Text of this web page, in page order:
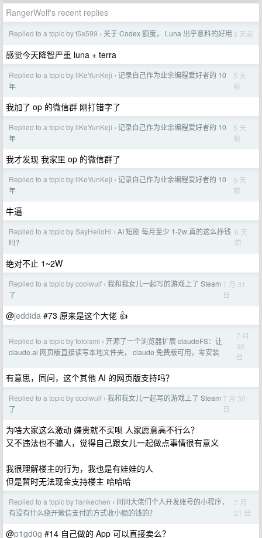
RangerWolf's recent replies
Replied to a topic by f5a599 › 关于 Codex 额度， Luna 出乎意料的好用 3 天前
感觉今天降智严重 luna + terra
Replied to a topic by liKeYunKeji › 记录自己作为业余编程爱好者的 10
年
5 天
前
我加了 op 的微信群 刚打错字了
Replied to a topic by liKeYunKeji › 记录自己作为业余编程爱好者的 10
年
5 天
前
我才发现 我家里 op 的微信群了
Replied to a topic by liKeYunKeji › 记录自己作为业余编程爱好者的 10
年
5 天
前
牛逼
Replied to a topic by SayHelloHi › AI 短剧 每月至少 1-2w 真的这么挣钱
吗？
6 天
前
绝对不止 1~2W
Replied to a topic by coolwulf › 我和我女儿一起写的游戏上了 Steam
了
7 月 31
日
@jeddida #73 原来是这个大佬 👍
Replied to a topic by totoismi › 开源了一个浏览器扩展 claudeFS：让
claude.ai 网页版直接读写本地文件夹， claude 免费版可用，零安装
7 月
30
日
有意思，同问，这个其他 AI 的网页版支持吗？
Replied to a topic by coolwulf › 我和我女儿一起写的游戏上了 Steam
了
7 月 30
日
为啥大家这么激动 嫌贵就不买呗 人家愿意高不行么？
又不违法也不骗人，觉得自己跟女儿一起做点事情很有意义
我很理解楼主的行为，我也是有娃娃的人
但是暂时无法现金支持楼主 哈哈哈
Replied to a topic by flankechen › 问问大佬们个人开发账号的小程序，
有没有什么绕开微信支付的方式收小额的钱的？
7 月
21 日
@p1gd0g #14 自己做的 App 可以直接卖么？